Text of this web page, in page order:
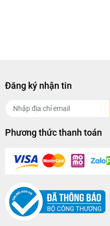
Đăng ký nhận tin
Phương thức thanh toán